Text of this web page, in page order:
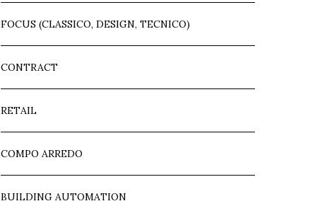
FOCUS (CLASSICO, DESIGN, TECNICO)
CONTRACT
RETAIL
COMPO ARREDO
BUILDING AUTOMATION